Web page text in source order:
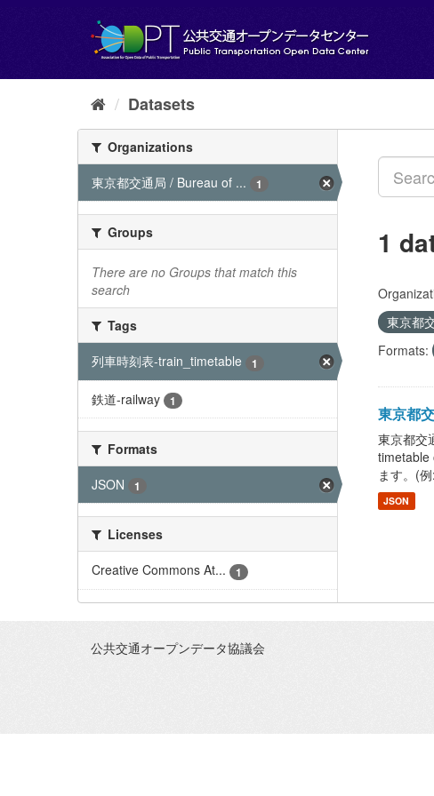
Datasets
Organizations
東京都交通局 / Bureau of ...
1
Groups
There are no Groups that match this
search
Tags
列車時刻表-train_timetable
1
鉄道-railway 1
Formats
JSON
1
Licenses
Creative Commons At...
1
1
東京都
Formats:
東京都
東京都交
timetable
ます。(
JSON
公共交通オープンデータ協議会